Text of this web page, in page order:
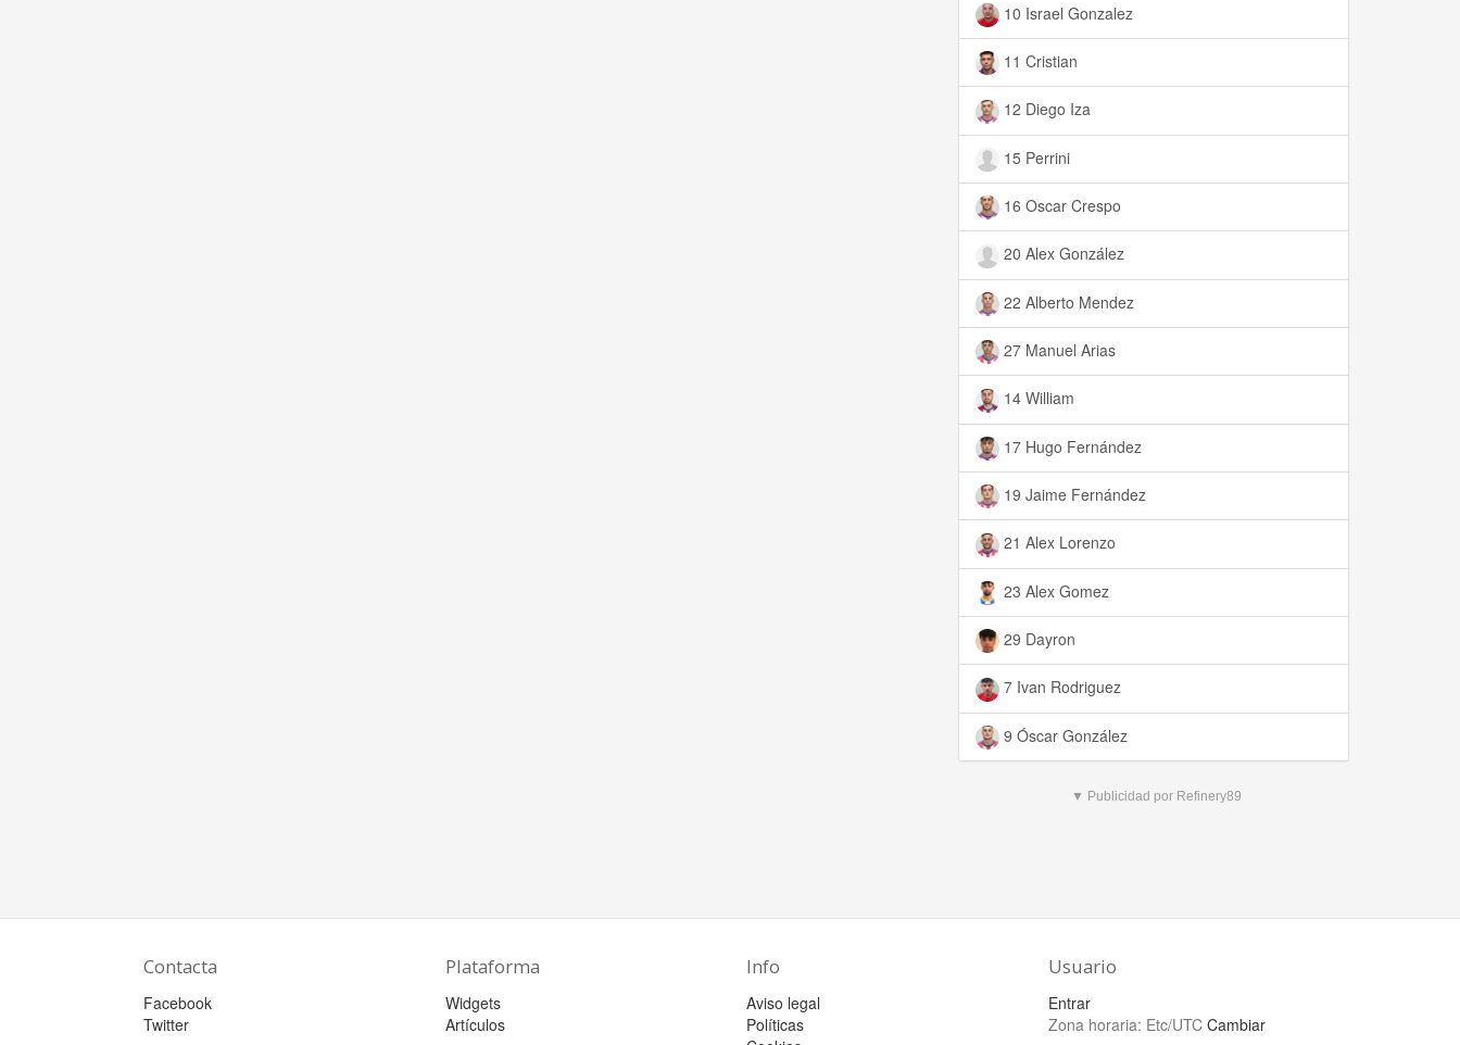
10 Israel Gonzalez
11 Cristian
12 Diego Iza
15 Perrini
16 Oscar Crespo
20 Alex González
22 Alberto Mendez
27 Manuel Arias
14 William
17 Hugo Fernández
19 Jaime Fernández
21 Alex Lorenzo
23 Alex Gomez
29 Dayron
7 Ivan Rodriguez
9 Óscar González
▼ Publicidad por Refinery89
Contacta
Facebook
Twitter
Plataforma
Widgets
Artículos
Info
Aviso legal
Políticas
Usuario
Entrar
Zona horaria: Etc/UTC Cambiar